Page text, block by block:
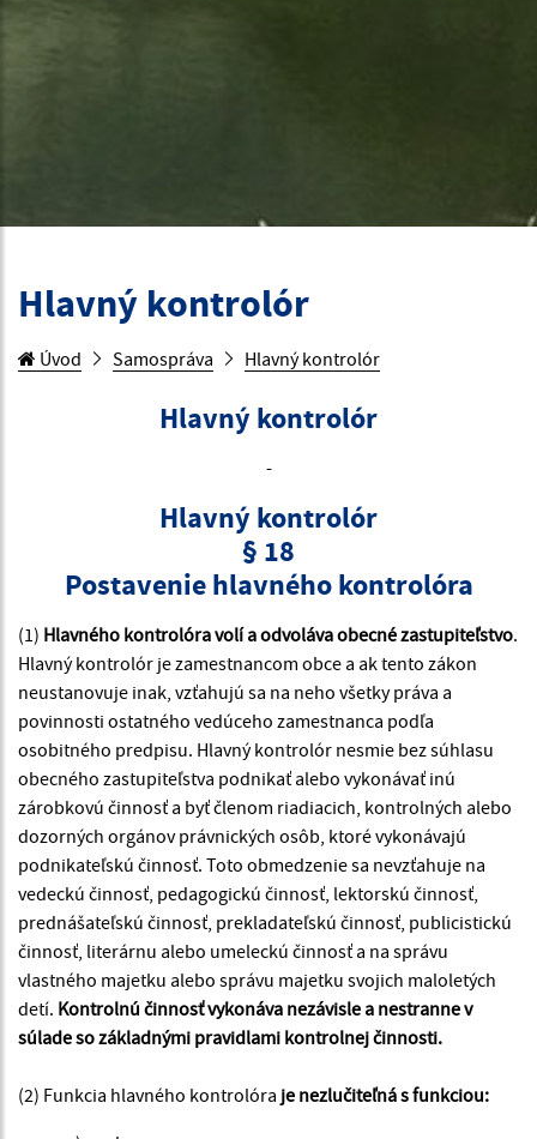
Hlavný kontrolór
Úvod Samospráva Hlavný kontrolór
Hlavný kontrolór
-
Hlavný kontrolór
§ 18
Postavenie hlavného kontrolóra
(1) Hlavného kontrolóra volí a odvoláva obecné zastupiteľstvo.
Hlavný kontrolór je zamestnancom obce a ak tento zákon
neustanovuje inak, vzťahujú sa na neho všetky práva a
povinnosti ostatného vedúceho zamestnanca podľa
osobitného predpisu. Hlavný kontrolór nesmie bez súhlasu
obecného zastupiteľstva podnikať alebo vykonávať inú
zárobkovú činnosť a byť členom riadiacich, kontrolných alebo
dozorných orgánov právnických osôb, ktoré vykonávajú
podnikateľskú činnosť. Toto obmedzenie sa nevzťahuje na
vedeckú činnosť, pedagogickú činnosť, lektorskú činnosť,
prednášateľskú činnosť, prekladateľskú činnosť, publicistickú
činnosť, literárnu alebo umeleckú činnosť a na správu
vlastného majetku alebo správu majetku svojich maloletých
detí. Kontrolnú činnosť vykonáva nezávisle a nestranne v
súlade so základnými pravidlami kontrolnej činnosti.
(2) Funkcia hlavného kontrolóra je nezlučiteľná s funkciou: